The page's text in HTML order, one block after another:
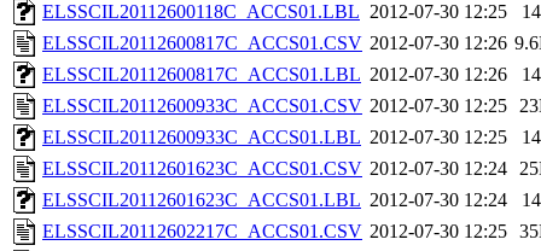
ELSSCIL20112600118C_ACCS01.LBL 2012-07-30 12:25
ELSSCIL20112600817C_ACCS01.CSV 2012-07-30 12:26
ELSSCIL20112600817C_ACCS01.LBL 2012-07-30 12:26
ELSSCIL20112600933C_ACCS01.CSV 2012-07-30 12:25
ELSSCIL20112600933C_ACCS01.LBL 2012-07-30 12:25
ELSSCIL20112601623C_ACCS01.CSV 2012-07-30 12:24
ELSSCIL20112601623C_ACCS01.LBL 2012-07-30 12:24
ELSSCIL20112602217C_ACCS01.CSV 2012-07-30 12:25